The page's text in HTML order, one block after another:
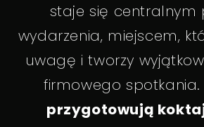
staje się centralnym
wydarzenia, miejscem,
uwagę i tworzy
firmowego spotkania.
przygotowują